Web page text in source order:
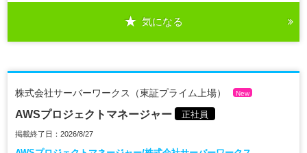
気になる
株式会社サーバーワークス（東証プライム上場） New
AWSプロジェクトマネージャー 正社員
掲載終了日：2026/8/27